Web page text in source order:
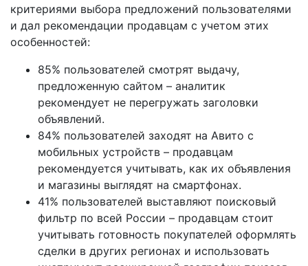
критериями выбора предложений пользователями
и дал рекомендации продавцам с учетом этих
особенностей:
85% пользователей смотрят выдачу,
предложенную сайтом – аналитик
рекомендует не перегружать заголовки
объявлений.
84% пользователей заходят на Авито с
мобильных устройств – продавцам
рекомендуется учитывать, как их объявления
и магазины выглядят на смартфонах.
41% пользователей выставляют поисковый
фильтр по всей России – продавцам стоит
учитывать готовность покупателей оформлять
сделки в других регионах и использовать